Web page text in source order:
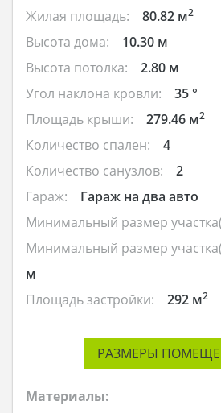
Жилая площадь: 80.82 м2
Высота дома:
10.30 м
Высота потолка:
2.80 м
Угол наклона кровли:
35 °
Площадь крыши:
279.46 м2
Количество спален:
4
Количество санузлов:
2
Гараж:
Гараж на два авто
Минимальный размер
Минимальный размер
м
Площадь застройки:
292 м2
РАЗМЕРЫ
Материалы: